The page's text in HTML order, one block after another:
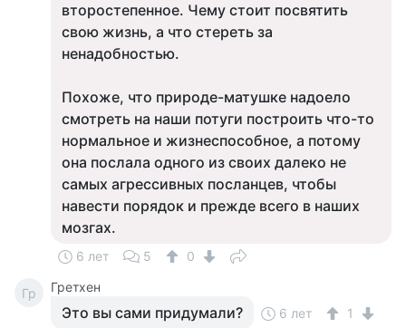
второстепенное. Чему стоит посвятить
свою жизнь, а что стереть за
ненадобностью.
Похоже, что природе-матушке надоело
смотреть на наши потуги построить что-то
нормальное и жизнеспособное, а потому
она послала одного из своих далеко не
самых агрессивных посланцев, чтобы
навести порядок и прежде всего в наших
мозгах.
6 лет 5 0
Гр Гретхен
Это вы сами придумали? 6 лет 1